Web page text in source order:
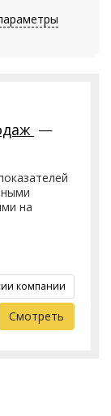
—
на
компании
Смотреть